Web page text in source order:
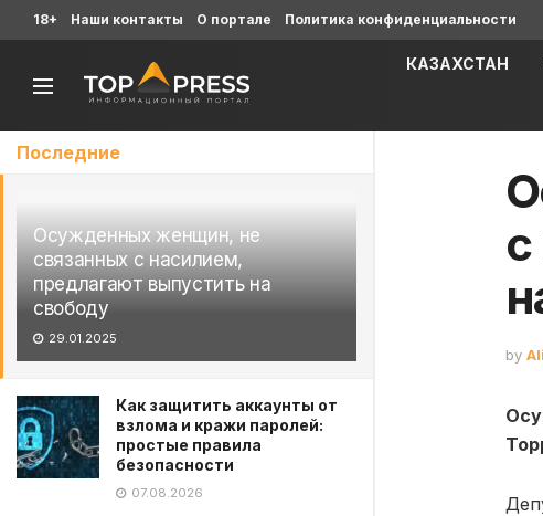
Последние
Осужденных женщин, не
связанных с насилием,
предлагают выпустить на
свободу
29.01.2025
Как защитить аккаунты от
взлома и кражи паролей:
простые правила
безопасности
07.08.2026
18+ Наши контакты О портале Политика конфиденциальности
КАЗАХСТАН
by